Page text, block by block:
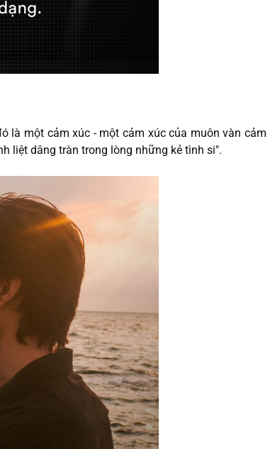
là một cảm xúc - một cảm xúc của muôn vàn cảm
liệt dâng tràn trong lòng những kẻ tình si".